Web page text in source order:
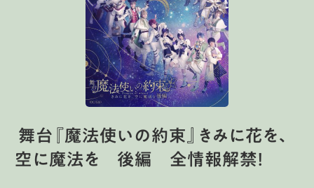
舞台『魔法使いの約束』きみに花を、
空に魔法を 後編 全情報解禁！